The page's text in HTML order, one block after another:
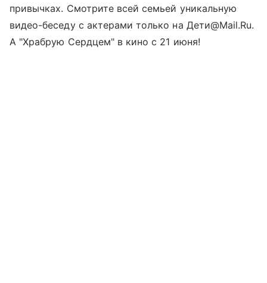
привычках. Смотрите всей семьей уникальную
видео-беседу с актерами только на Дети@Mail.Ru.
А "Храбрую Сердцем" в кино с 21 июня!